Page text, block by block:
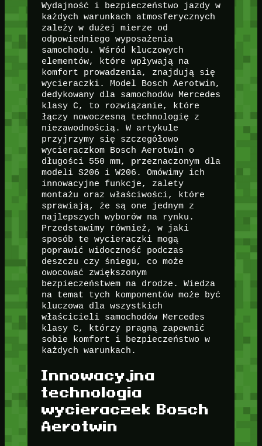
Wydajność i bezpieczeństwo jazdy w
każdych warunkach atmosferycznych
zależy w dużej mierze od
odpowiedniego wyposażenia
samochodu. Wśród kluczowych
elementów, które wpływają na
komfort prowadzenia, znajdują się
wycieraczki. Model Bosch Aerotwin,
dedykowany dla samochodów Mercedes
klasy C, to rozwiązanie, które
łączy nowoczesną technologię z
niezawodnością. W artykule
przyjrzymy się szczegółowo
wycieraczkom Bosch Aerotwin o
długości 550 mm, przeznaczonym dla
modeli S206 i W206. Omówimy ich
innowacyjne funkcje, zalety
montażu oraz właściwości, które
sprawiają, że są one jednym z
najlepszych wyborów na rynku.
Przedstawimy również, w jaki
sposób te wycieraczki mogą
poprawić widoczność podczas
deszczu czy śniegu, co może
owocować zwiększonym
bezpieczeństwem na drodze. Wiedza
na temat tych komponentów może być
kluczowa dla wszystkich
właścicieli samochodów Mercedes
klasy C, którzy pragną zapewnić
sobie komfort i bezpieczeństwo w
każdych warunkach.
Innowacyjna
technologia
wycieraczek Bosch
Aerotwin